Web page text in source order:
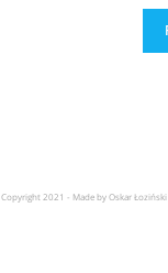
Copyright 2021 - Made by Oskar Łoziński